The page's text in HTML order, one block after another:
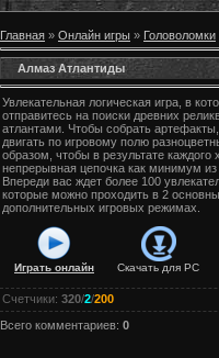
Главная » Онлайн игры » Головоломки
Алмаз Атлантиды
Увлекательная логическая игра, в
отправитесь на поиски древних
атлантами. Чтобы собрать
двигать по игровому полю
образом, чтобы в результате каждого
непрерывная цепочка как минимум
Впереди вас ждет более 100
которые можно проходить в 2
дополнительных игровых режимах.
Играть онлайн Скачать для PC
Счетчики: 320/2/200
Всего комментариев: 0